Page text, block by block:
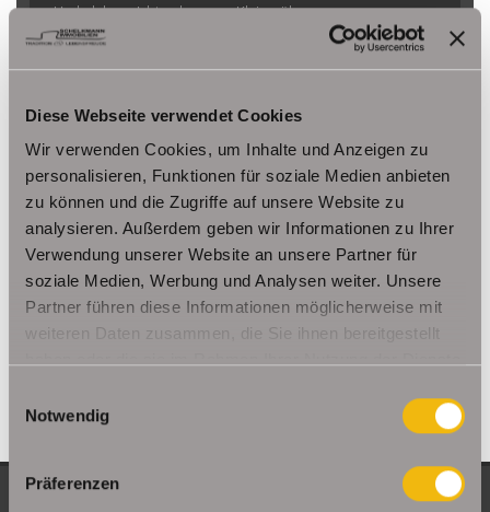
Diese Webseite verwendet Cookies
Wir verwenden Cookies, um Inhalte und Anzeigen zu
personalisieren, Funktionen für soziale Medien anbieten
zu können und die Zugriffe auf unsere Website zu
analysieren. Außerdem geben wir Informationen zu Ihrer
Verwendung unserer Website an unsere Partner für
soziale Medien, Werbung und Analysen weiter. Unsere
Partner führen diese Informationen möglicherweise mit
weiteren Daten zusammen, die Sie ihnen bereitgestellt
Notwendig
Präferenzen
Herbsleben Ichtershausen Kleinmölsen
Kutzleben / Lützensömmern
Nesse- Apfelstädt / Kornhochheim Nohra Oberhof
Saalfeld/Saale / Remschütz Steinbach-Hallenberg/ Viernau
Tonna / Gräfentonna Udestedt
Unstrut- Hainich /Großengottern Weimar / Legefeld
Immo Am Ettersberg Haus Am Ettersberg Häuser Am Ettersberg
kaufen Am Ettersberg
Hauskauf Am Ettersberg
Immobilienkauf Am
Ettersberg
Einfamilienhaus Am Ettersberg
Einfamilienhäuser Am